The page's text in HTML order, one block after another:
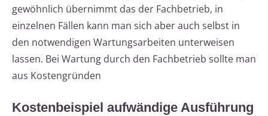
gewöhnlich übernimmt das der Fachbetrieb, in
einzelnen Fällen kann man sich aber auch selbst in
den notwendigen Wartungsarbeiten unterweisen
lassen. Bei Wartung durch den Fachbetrieb sollte man
aus Kostengründen
Kostenbeispiel aufwändige Ausführung